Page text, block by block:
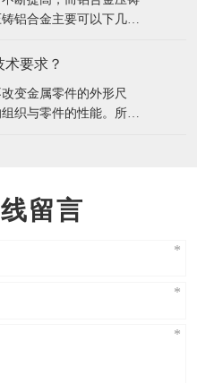
阵收缩和膨胀
铝合金主要可以下几大
铝合金力学性能的提高
种矛盾在某些方面更
要求？
变金属零件的外形尺
织与零件的性能。所以
热、保温和冷
留言